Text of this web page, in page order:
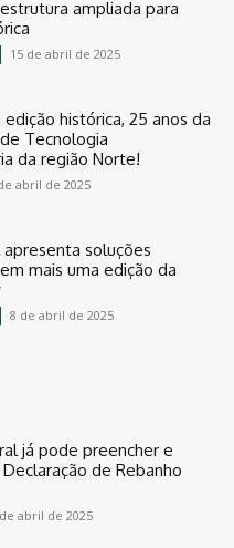
ampliada para
15 de abril de 2025
edição histórica, 25 anos da
Tecnologia
da região Norte!
abril de 2025
apresenta soluções
mais uma edição da
8 de abril de 2025
já pode preencher e
de Rebanho
abril de 2025